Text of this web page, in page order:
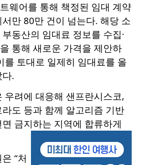
웨어를 통해 책정된 임대 계약
만 80만 건이 넘는다. 해당 소
동산의 임대료 정보를 수집·
통해 새로운 가격을 제안하
를 토대로 일제히 임대료를 올
.
우려에 대응해 샌프란시스코,
도 등과 함께 알고리즘 기반
금지하는 지역에 합류하게
“처